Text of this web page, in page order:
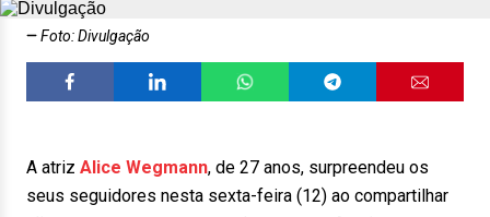
Foto: Divulgação
A atriz Alice Wegmann, de 27 anos, surpreendeu os
seus seguidores nesta sexta-feira (12) ao compartilhar